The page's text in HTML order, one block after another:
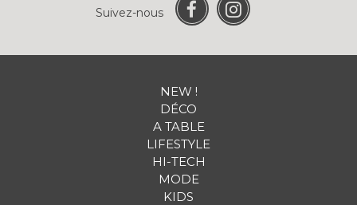
Suivez-nous
NEW !
DÉCO
A TABLE
LIFESTYLE
HI-TECH
MODE
KIDS